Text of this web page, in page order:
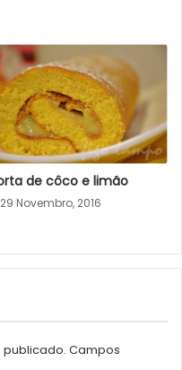
de côco e limão
29 Novembro, 2016
publicado. Campos